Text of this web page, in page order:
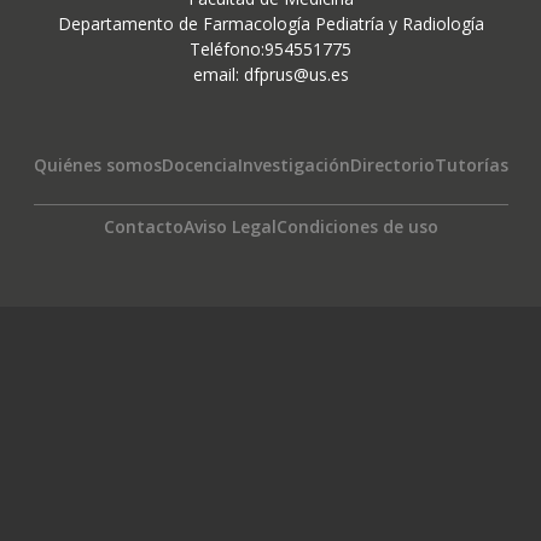
Departamento de Farmacología Pediatría y Radiología
Teléfono:954551775
email: dfprus@us.es
Navegación
principal
Quiénes somosDocenciaInvestigaciónDirectorioTutorías
Footer
menu
ContactoAviso LegalCondiciones de uso